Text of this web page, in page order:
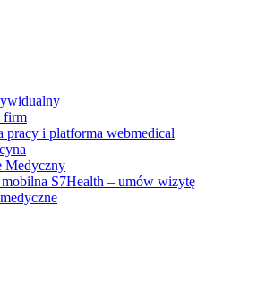
firm
pracy i platforma webmedical
Medyczny
S7Health – umów wizytę